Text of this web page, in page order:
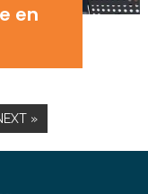
en
»